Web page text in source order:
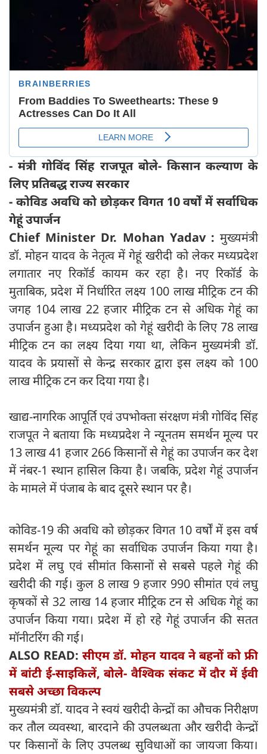
- मंत्री गोविंद सिंह राजपूत बोले- किसान कल्याण के
लिए प्रतिबद्ध राज्य सरकार
- कोविड अवधि को छोड़कर विगत 10 वर्षों में सर्वाधिक
गेहूं उपार्जन
Chief Minister Dr. Mohan Yadav : मुख्यमंत्री
डॉ. मोहन यादव के नेतृत्व में गेहूं खरीदी को लेकर मध्यप्रदेश
लगातार नए रिकॉर्ड कायम कर रहा है। नए रिकॉर्ड के
मुताबिक, प्रदेश में निर्धारित लक्ष्य 100 लाख मीट्रिक टन की
जगह 104 लाख 22 हजार मीट्रिक टन से अधिक गेहूं का
उपार्जन हुआ है। मध्यप्रदेश को गेहूं खरीदी के लिए 78 लाख
मीट्रिक टन का लक्ष्य दिया गया था, लेकिन मुख्यमंत्री डॉ.
यादव के प्रयासों से केन्द्र सरकार द्वारा इस लक्ष्य को 100
लाख मीट्रिक टन कर दिया गया है।
खाद्य-नागरिक आपूर्ति एवं उपभोक्ता संरक्षण मंत्री गोविंद सिंह
राजपूत ने बताया कि मध्यप्रदेश ने न्यूनतम समर्थन मूल्य पर
13 लाख 41 हजार 266 किसानों से गेहूं का उपार्जन कर देश
में नंबर-1 स्थान हासिल किया है। जबकि, प्रदेश गेहूं उपार्जन
के मामले में पंजाब के बाद दूसरे स्थान पर है।
कोविड-19 की अवधि को छोड़कर विगत 10 वर्षों में इस वर्ष
समर्थन मूल्य पर गेहूं का सर्वाधिक उपार्जन किया गया है।
प्रदेश में लघु एवं सीमांत किसानों से सबसे पहले गेहूं की
खरीदी की गई। कुल 8 लाख 9 हजार 990 सीमांत एवं लघु
कृषकों से 32 लाख 14 हजार मीट्रिक टन से अधिक गेहूं का
उपार्जन किया गया। प्रदेश में हो रहे गेहूं उपार्जन की सतत
मॉनीटरिंग की गई।
ALSO READ:सीएम डॉ. मोहन यादव ने बहनों को फ्री
में बांटी ई-साइकिलें, बोले- वैश्विक संकट में दौर में ईवी
सबसे अच्छा विकल्प
मुख्यमंत्री डॉ. यादव ने स्वयं खरीदी केन्द्रों का औचक निरीक्षण
कर तौल व्यवस्था, बारदाने की उपलब्धता और खरीदी केन्द्रों
पर किसानों के लिए उपलब्ध सुविधाओं का जायजा किया।